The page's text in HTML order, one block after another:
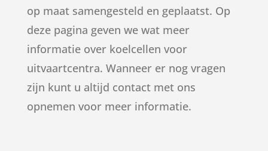
op maat samengesteld en geplaatst. Op
deze pagina geven we wat meer
informatie over koelcellen voor
uitvaartcentra. Wanneer er nog vragen
zijn kunt u altijd contact met ons
opnemen voor meer informatie.